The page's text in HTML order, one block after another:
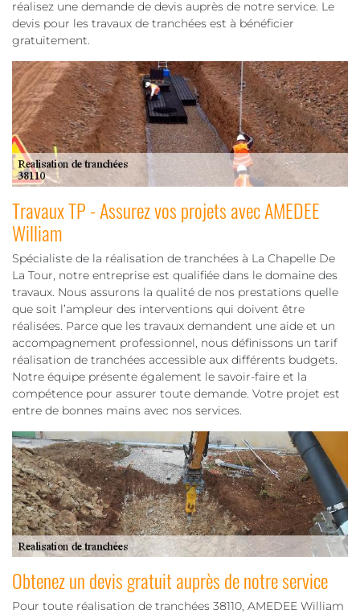
réalisez une demande de devis auprès de notre service. Le
devis pour les travaux de tranchées est à bénéficier
gratuitement.
Travaux TP - Assurez vos projets avec AMEDEE
William
Spécialiste de la réalisation de tranchées à La Chapelle De
La Tour, notre entreprise est qualifiée dans le domaine des
travaux. Nous assurons la qualité de nos prestations quelle
que soit l’ampleur des interventions qui doivent être
réalisées. Parce que les travaux demandent une aide et un
accompagnement professionnel, nous définissons un tarif
réalisation de tranchées accessible aux différents budgets.
Notre équipe présente également le savoir-faire et la
compétence pour assurer toute demande. Votre projet est
entre de bonnes mains avec nos services.
Obtenez un devis gratuit auprès de notre service
Pour toute réalisation de tranchées 38110, AMEDEE William